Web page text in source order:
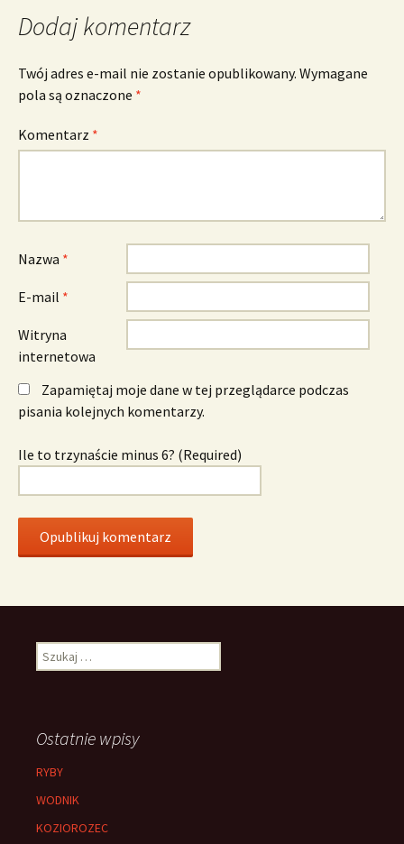
Dodaj komentarz
Twój adres e-mail nie zostanie opublikowany. Wymagane
pola są oznaczone *
Komentarz *
Nazwa *
E-mail *
Witryna
internetowa
Zapamiętaj moje dane w tej przeglądarce podczas
pisania kolejnych komentarzy.
Ile to trzynaście minus 6? (Required)
Szukaj:
Ostatnie wpisy
RYBY
WODNIK
KOZIOROZEC